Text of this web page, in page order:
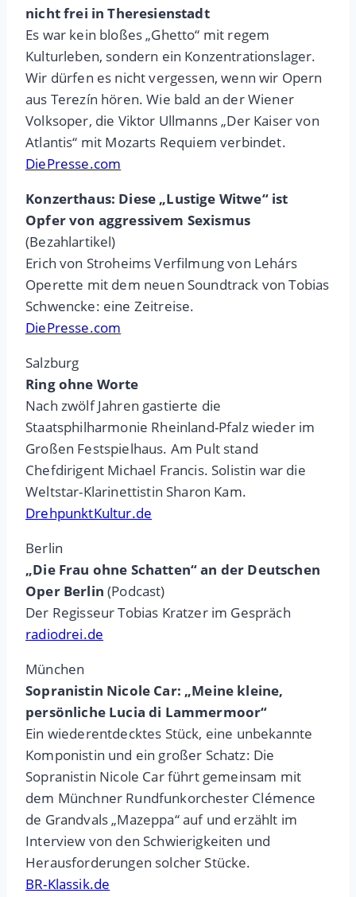
nicht frei in Theresienstadt
Es war kein bloßes „Ghetto“ mit regem
Kulturleben, sondern ein Konzentrationslager.
Wir dürfen es nicht vergessen, wenn wir Opern
aus Terezín hören. Wie bald an der Wiener
Volksoper, die Viktor Ullmanns „Der Kaiser von
Atlantis“ mit Mozarts Requiem verbindet.
DiePresse.com
Konzerthaus: Diese „Lustige Witwe“ ist
Opfer von aggressivem Sexismus
(Bezahlartikel)
Erich von Stroheims Verfilmung von Lehárs
Operette mit dem neuen Soundtrack von Tobias
Schwencke: eine Zeitreise.
DiePresse.com
Salzburg
Ring ohne Worte
Nach zwölf Jahren gastierte die
Staatsphilharmonie Rheinland-Pfalz wieder im
Großen Festspielhaus. Am Pult stand
Chefdirigent Michael Francis. Solistin war die
Weltstar-Klarinettistin Sharon Kam.
DrehpunktKultur.de
Berlin
„Die Frau ohne Schatten“ an der Deutschen
Oper Berlin (Podcast)
Der Regisseur Tobias Kratzer im Gespräch
radiodrei.de
München
Sopranistin Nicole Car: „Meine kleine,
persönliche Lucia di Lammermoor“
Ein wiederentdecktes Stück, eine unbekannte
Komponistin und ein großer Schatz: Die
Sopranistin Nicole Car führt gemeinsam mit
dem Münchner Rundfunkorchester Clémence
de Grandvals „Mazeppa“ auf und erzählt im
Interview von den Schwierigkeiten und
Herausforderungen solcher Stücke.
BR-Klassik.de